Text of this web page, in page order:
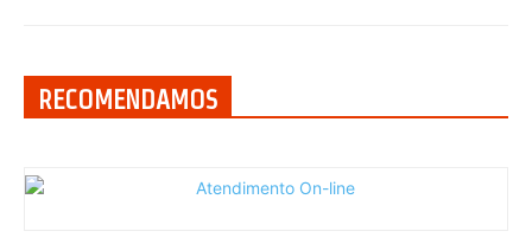
RECOMENDAMOS